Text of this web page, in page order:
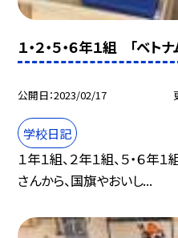
１・２・５・６年１組 「ベト
公開日 2023/02/17
学校日記
１年１組、２年１組、５・６年
さんから、国旗やおいし...